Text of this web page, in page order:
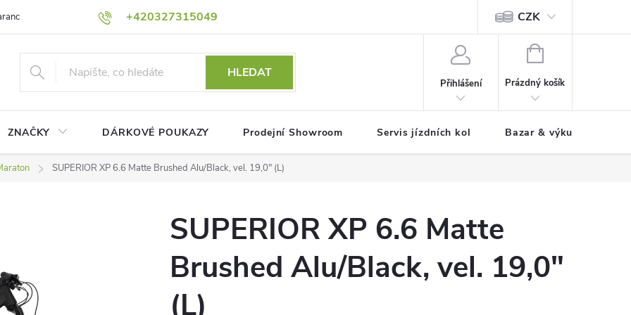
+420327315049
nejnižší ceny! Podmínky ochrany osobních údajů CZK
HLEDAT
Přihlášení
NÁKUPNÍ
Prázdný košík
ZNAČKY DÁRKOVÉ POUKAZY Prodejní Showroom Servis jízdních kol Bazar & výkup jízdních
SUPERIOR XP 6.6 Matte Brushed Alu/Black, vel. 19,0" (L)
SUPERIOR XP 6.6 Matte
Brushed Alu/Black, vel. 19,0"
(L)